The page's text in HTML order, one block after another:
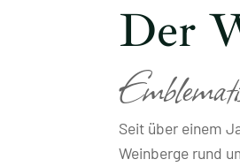
Der
Seit über einem
Weinberge rund